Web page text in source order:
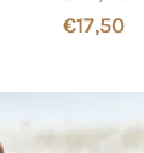
€17,50